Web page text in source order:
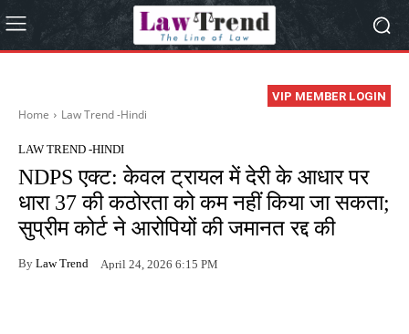
VIP MEMBER LOGIN
Home Law Trend -Hindi
LAW TREND -HINDI
NDPS एक्ट: केवल ट्रायल में देरी के आधार पर
धारा 37 की कठोरता को कम नहीं किया जा सकता;
सुप्रीम कोर्ट ने आरोपियों की जमानत रद्द की
By Law Trend April 24, 2026 6:15 PM